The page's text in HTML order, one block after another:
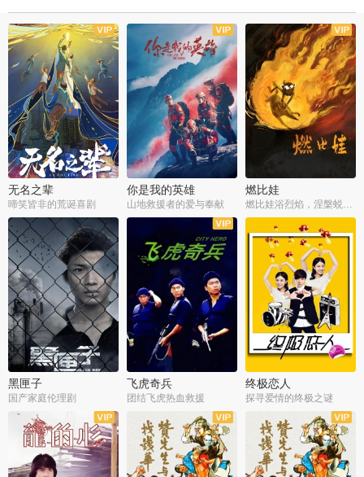
无名之辈
啼笑皆非的荒诞喜剧
你是我的英雄
山地救援者的爱与奉献
燃比娃
燃比娃浴烈焰，涅槃蜕变成人
黑匣子
国产家庭伦理剧
飞虎奇兵
团结飞虎热血救援
终极恋人
探寻爱情的终极之谜